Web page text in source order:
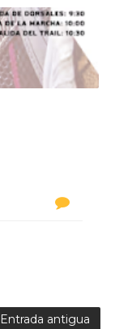
Entrada antigua